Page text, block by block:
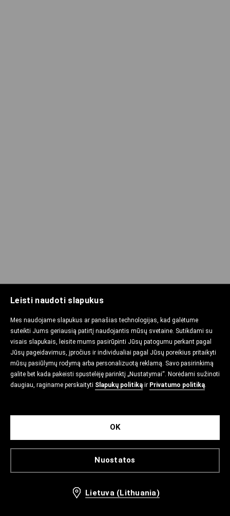
Leisti naudoti slapukus
Mes naudojame slapukus ar panašias technologijas, kad galėtume
suteikti Jums geriausią patirtį naudojantis mūsų svetaine. Sutikdami su
visais slapukais, leisite mums pasirūpinti Jūsų patogumu perkant pagal
Jūsų pageidavimus, įpročius ir individualiai pagal Jūsų poreikius pritaikyti
mūsų pasiūlymų rodymą arba personalizuotą reklamą. Savo pasirinkimą
galite bet kada pakeisti spustelėję parinktį „Nustatymai“. Norėdami sužinoti
daugiau, raginame perskaityti Slapukų politiką ir Privatumo politiką.
Nuostatos
OK
Lietuva (Lithuania)